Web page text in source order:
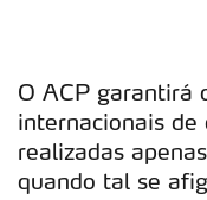
O ACP garantirá
internacionais de
realizadas
quando tal se